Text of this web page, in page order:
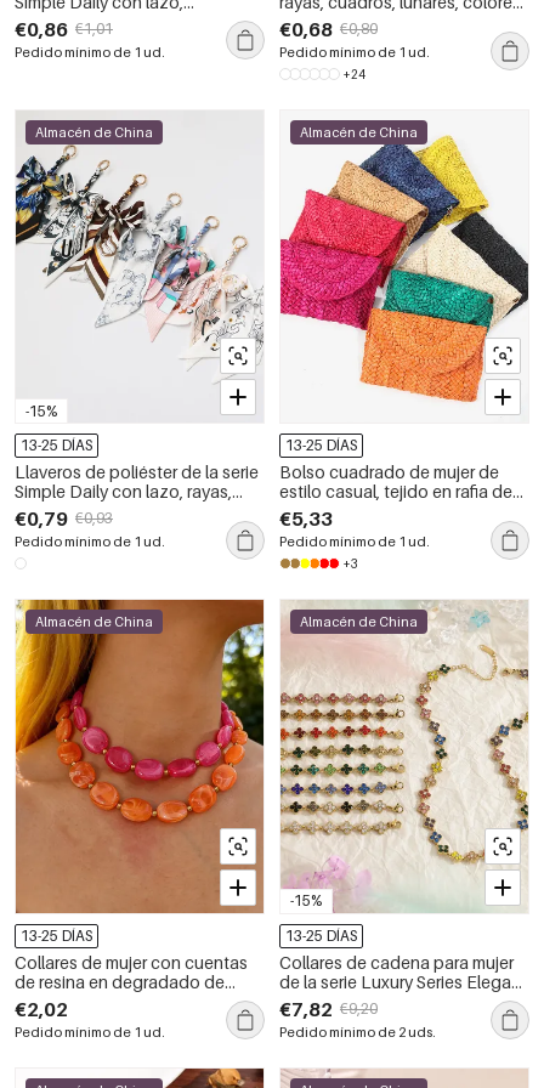
estampado de leopardo, rayas y
lunares de colores variados.
€0,86 €1,01
Pedido mínimo de 1 ud.
variados, forma geométrica,
poliéster, adornos para bolsos
€0,68 €0,80
Pedido mínimo de 1 ud.
+24
-15%
Almacén de China
13-25 DÍAS
Llaveros de poliéster de la serie
Simple Daily con lazo, rayas,
cuadros y lunares de colores
variados.
€0,79 €0,93
Pedido mínimo de 1 ud.
Almacén de China
13-25 DÍAS
Bolso cuadrado de mujer de
estilo casual, tejido en rafia de
color liso.
€5,33
Pedido mínimo de 1 ud.
+3
Almacén de China
13-25 DÍAS
Collares de mujer con cuentas
de resina en degradado de
color
€2,02
Pedido mínimo de 1 ud.
-15%
Almacén de China
13-25 DÍAS
Collares de cadena para mujer
de la serie Luxury Series Elegant
Clover, de acero inoxidable,
impermeables, color dorado y
con circonitas.
€7,82 €9,20
Pedido mínimo de 2 uds.